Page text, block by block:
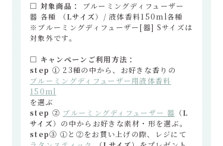
□ 対象商品：
ブルーミングディフューザー
器 各種 （Lサイズ）/ 液体香料150ml各種
※ブルーミングディフューザー[器] Sサイズは
対象外です。
□ キャンペーンご利用方法：
step ① 23種の中から、お好きな香りの
ブルーミングディフューザー用液体香料
150ml
を選ぶ
step ② ブルーミングディフューザー 器 （L
サイズ）の中からお好きな素材・形を選ぶ。
step③ ①と②をお買い上げの際、レジにて